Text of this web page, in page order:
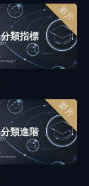
影片
分類指標
影片
分類進階